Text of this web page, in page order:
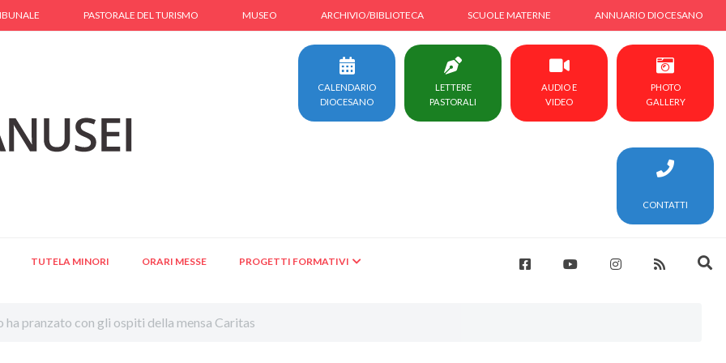
PASTORALE DEL TURISMO MUSEO ARCHIVIO/BIBLIOTECA SCUOLE MATERNE ANNUARIO DIOCESANO
CALENDARIO
DIOCESANO
LETTERE
PASTORALI
AUDIO E
VIDEO
PHOTO
GALLERY
CONTATTI
TUTELA MINORI ORARI MESSE PROGETTI FORMATIVI
ha pranzato con gli ospiti della mensa Caritas